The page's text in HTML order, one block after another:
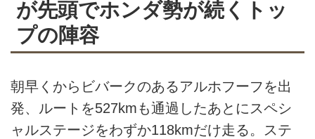
が先頭でホンダ勢が続くトッ
プの陣容
朝早くからビバークのあるアルホフーフを出
発、ルートを527kmも通過したあとにスペシ
ャルステージをわずか118kmだけ走る。ステ